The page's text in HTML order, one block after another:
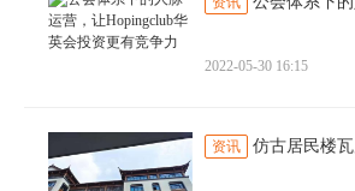
2022-05-30 16:15
资讯